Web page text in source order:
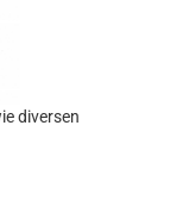
diversen